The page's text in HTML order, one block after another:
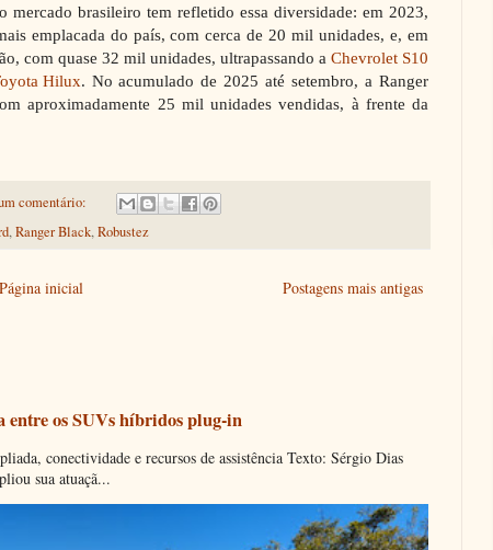
mercado brasileiro tem refletido essa diversidade: em 2023,
emplacada do país, com cerca de 20 mil unidades, e, em
com quase 32 mil unidades, ultrapassando a Chevrolet S10
Hilux. No acumulado de 2025 até setembro, a Ranger
aproximadamente 25 mil unidades vendidas, à frente da
comentário:
,Ranger Black,Robustez
Postagens mais antigas
Página inicial
os SUVs híbridos plug-in
conectividade e recursos de assistência Texto: Sérgio Dias
sua atuaçã...